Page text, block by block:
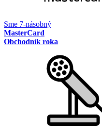
Sme 7-násobný
MasterCard
Obchodník roka